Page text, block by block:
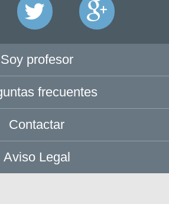
Soy profesor
frecuentes
Contactar
Aviso Legal